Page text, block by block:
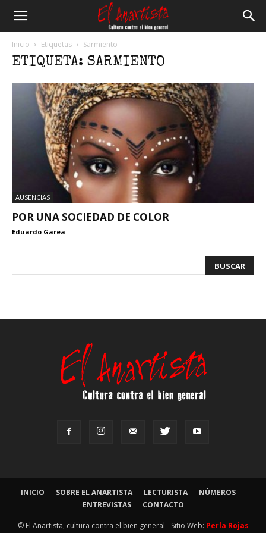
Inicio Etiquetas Sarmiento
ETIQUETA: SARMIENTO
AUSENCIAS
POR UNA SOCIEDAD DE COLOR
Eduardo Garea
INICIO SOBRE EL ANARTISTA LECTURISTA
NÚMEROS
ENTREVISTAS
CONTACTO
© El Anartista, cultura contra el bien general - Sitio Web: Perla Rojas